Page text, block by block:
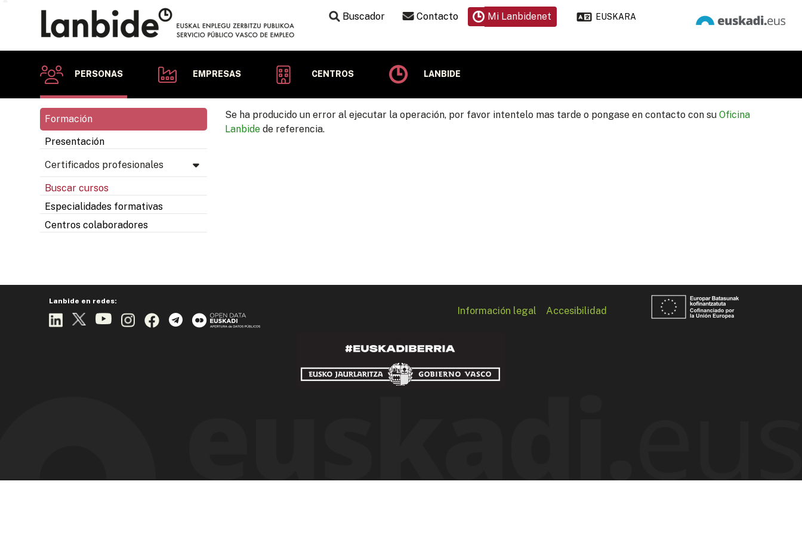
Buscador Contacto Mi Lanbidenet EUSKARA
PERSONAS EMPRESAS CENTROS LANBIDE
Formación
Presentación
Certificados profesionales
Buscar cursos
Especialidades formativas
Centros colaboradores
Se ha producido un error al ejecutar la operación, por favor intentelo mas tarde o pongase en contacto con su Oficina
Lanbide de referencia.
Lanbide en redes:
Información legal Accesibilidad